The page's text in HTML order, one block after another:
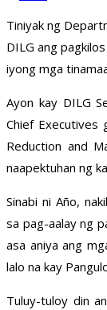
Tiniyak ng
DILG ang
iyong mga
Ayon kay DILG
Chief Executives
Reduction and
naapektuhan ng
Sinabi ni Año,
sa pag-aalay ng
asa aniya ang
lalo na kay
Tuluy-tuloy din